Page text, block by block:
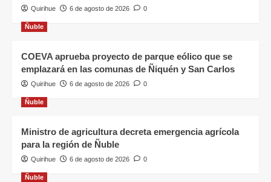
Quirihue 6 de agosto de 2026 0
Ñuble
COEVA aprueba proyecto de parque eólico que se
emplazará en las comunas de Ñiquén y San Carlos
Quirihue 6 de agosto de 2026 0
Ñuble
Ministro de agricultura decreta emergencia agrícola
para la región de Ñuble
Quirihue 6 de agosto de 2026 0
Ñuble